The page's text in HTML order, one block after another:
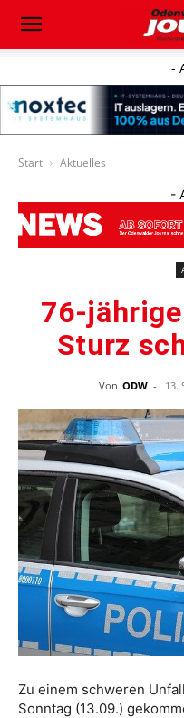
-
Start Aktuelles
-
76-
Sturz
Von ODW - 13.
Zu einem schweren
Sonntag (13.09.)